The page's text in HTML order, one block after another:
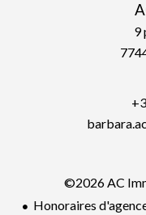
9
©2026 AC
Honoraires